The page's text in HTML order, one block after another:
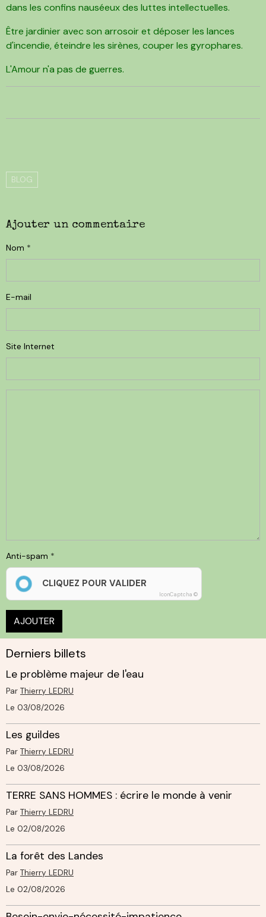
dans les confins nauséeux des luttes intellectuelles.
Être jardinier avec son arrosoir et déposer les lances
d'incendie, éteindre les sirènes, couper les gyrophares.
L'Amour n'a pas de guerres.
BLOG
Ajouter un commentaire
Nom
E-mail
Site Internet
Anti-spam
CLIQUEZ POUR VALIDER
IconCaptcha ©
AJOUTER
Derniers billets
Le problème majeur de l'eau
Par Thierry LEDRU
Le 03/08/2026
Les guildes
Par Thierry LEDRU
Le 03/08/2026
TERRE SANS HOMMES : écrire le monde à venir
Par Thierry LEDRU
Le 02/08/2026
La forêt des Landes
Par Thierry LEDRU
Le 02/08/2026